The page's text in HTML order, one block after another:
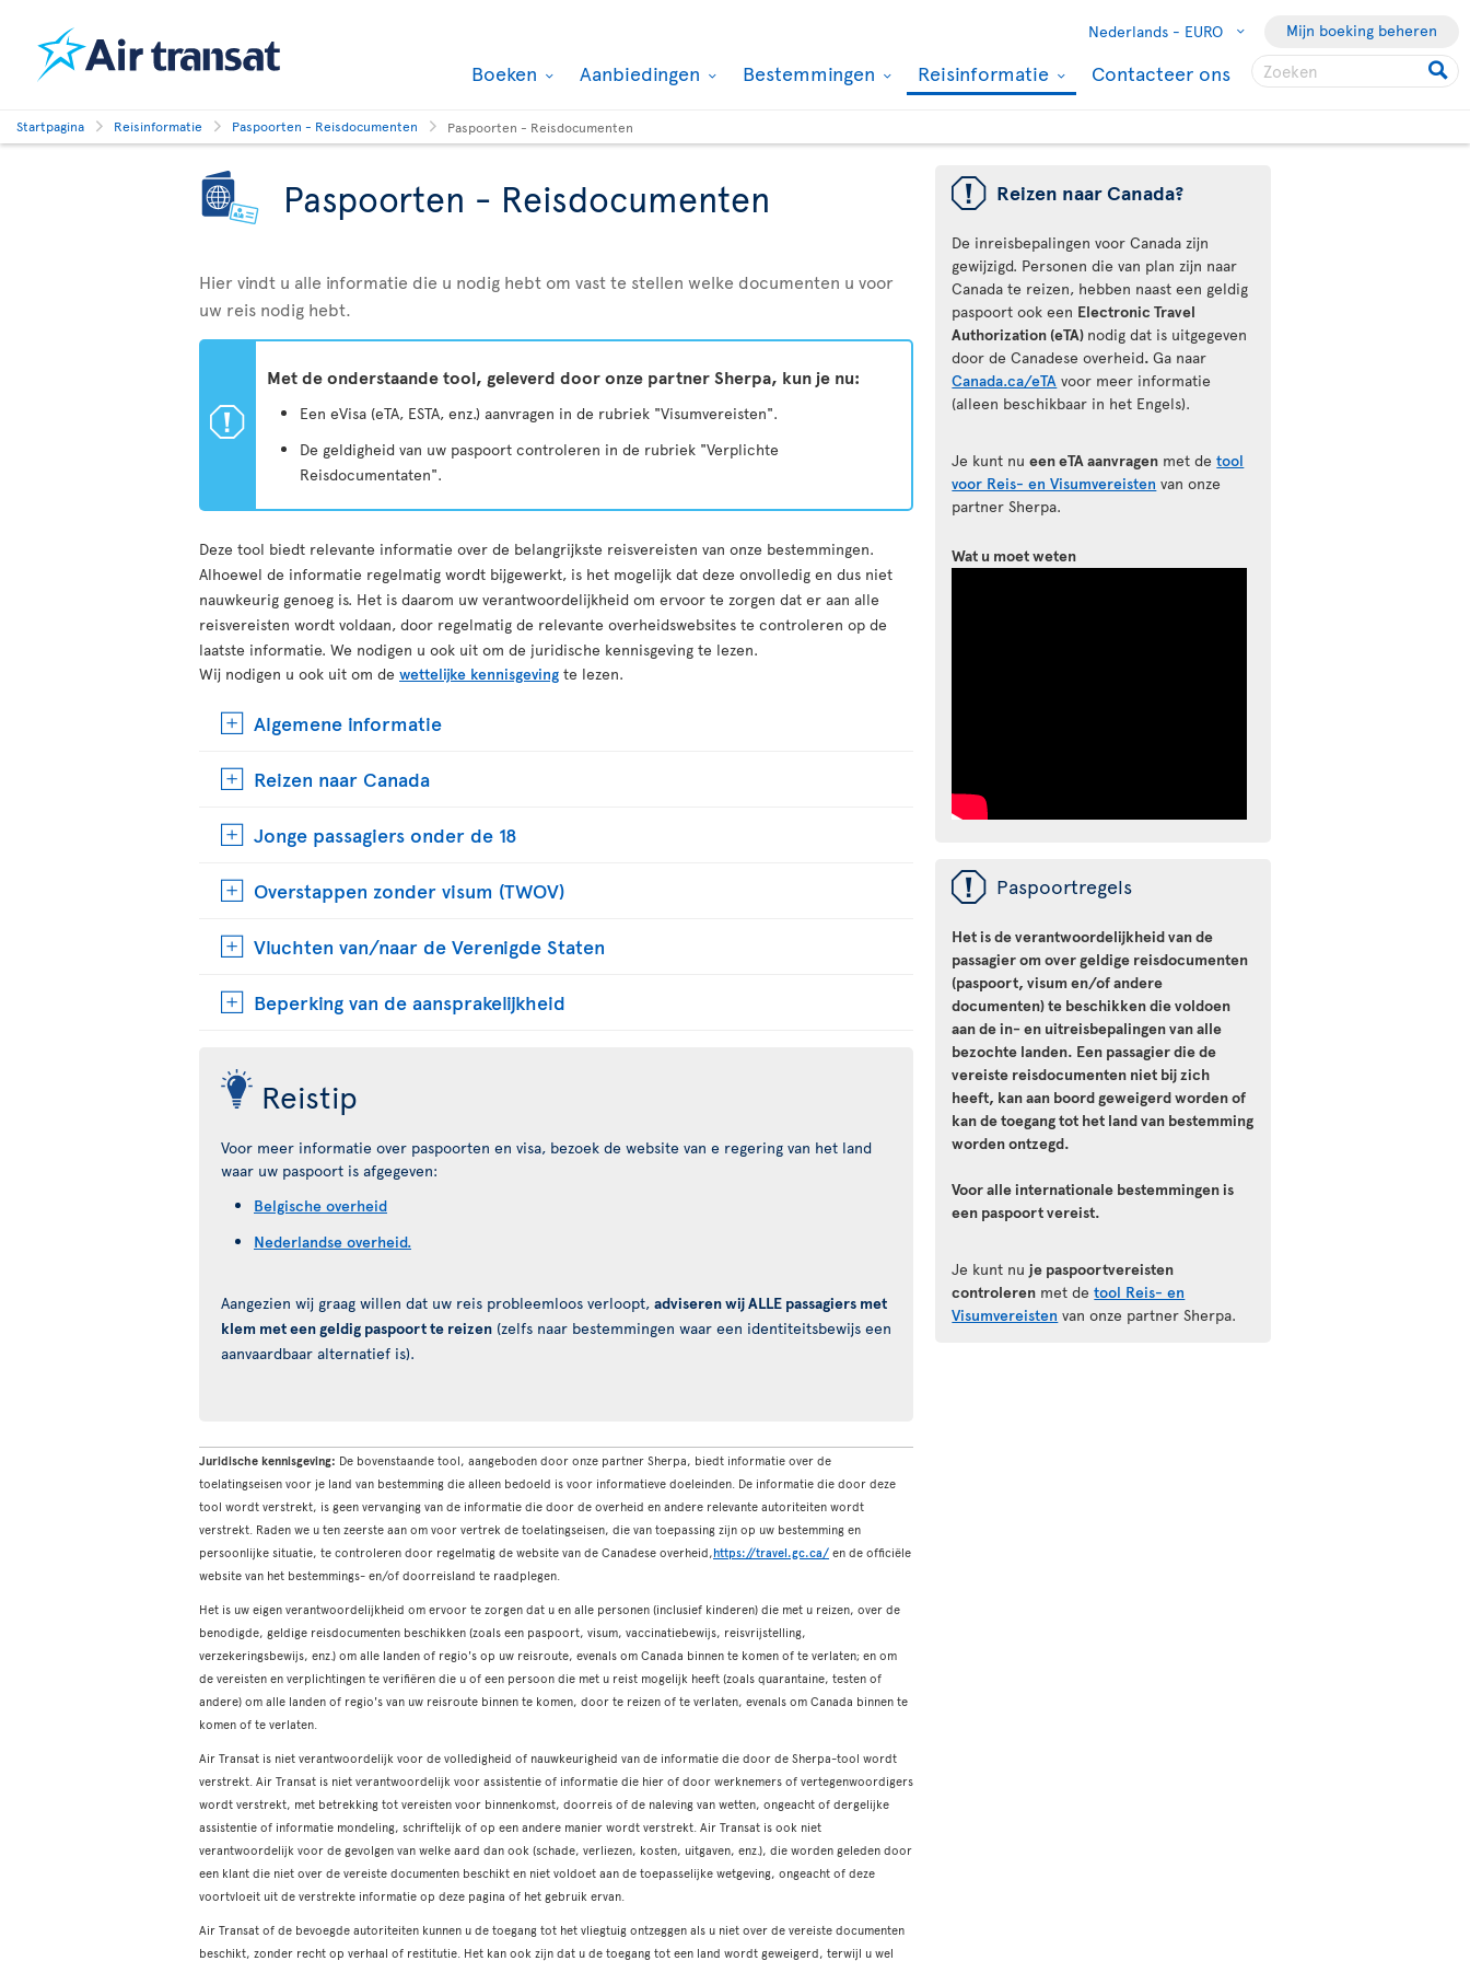
Nederlands - EURO Mijn boeking beheren
Boeken Aanbiedingen Bestemmingen Reisinformatie Contacteer ons
Startpagina Reisinformatie Paspoorten - Reisdocumenten Paspoorten - Reisdocumenten
Paspoorten - Reisdocumenten
Hier vindt u alle informatie die u nodig hebt om vast te stellen welke documenten u voor
uw reis nodig hebt.
ü
Met de onderstaande tool, geleverd door onze partner Sherpa, kun je nu:
Een eVisa (eTA, ESTA, enz.) aanvragen in de rubriek "Visumvereisten".
De geldigheid van uw paspoort controleren in de rubriek "Verplichte
Reisdocumentaten".
Deze tool biedt relevante informatie over de belangrijkste reisvereisten van onze bestemmingen.
Alhoewel de informatie regelmatig wordt bijgewerkt, is het mogelijk dat deze onvolledig en dus niet
nauwkeurig genoeg is. Het is daarom uw verantwoordelijkheid om ervoor te zorgen dat er aan alle
reisvereisten wordt voldaan, door regelmatig de relevante overheidswebsites te controleren op de
laatste informatie. We nodigen u ook uit om de juridische kennisgeving te lezen.
Wij nodigen u ook uit om de wettelijke kennisgeving te lezen.
Algemene informatie
Reizen naar Canada
Jonge passagiers onder de 18
Overstappen zonder visum (TWOV)
Vluchten van/naar de Verenigde Staten
Beperking van de aansprakelijkheid
Reistip
Voor meer informatie over paspoorten en visa, bezoek de website van e regering van het land
waar uw paspoort is afgegeven:
Belgische overheid
Nederlandse overheid.
Aangezien wij graag willen dat uw reis probleemloos verloopt, adviseren wij ALLE passagiers met
klem met een geldig paspoort te reizen (zelfs naar bestemmingen waar een identiteitsbewijs een
aanvaardbaar alternatief is).
Juridische kennisgeving: De bovenstaande tool, aangeboden door onze partner Sherpa, biedt informatie over de
toelatingseisen voor je land van bestemming die alleen bedoeld is voor informatieve doeleinden. De informatie die door deze
tool wordt verstrekt, is geen vervanging van de informatie die door de overheid en andere relevante autoriteiten wordt
verstrekt. Raden we u ten zeerste aan om voor vertrek de toelatingseisen, die van toepassing zijn op uw bestemming en
persoonlijke situatie, te controleren door regelmatig de website van de Canadese overheid,https://travel.gc.ca/ en de officiële
website van het bestemmings- en/of doorreisland te raadplegen.
Het is uw eigen verantwoordelijkheid om ervoor te zorgen dat u en alle personen (inclusief kinderen) die met u reizen, over de
benodigde, geldige reisdocumenten beschikken (zoals een paspoort, visum, vaccinatiebewijs, reisvrijstelling,
verzekeringsbewijs, enz.) om alle landen of regio's op uw reisroute, evenals om Canada binnen te komen of te verlaten; en om
de vereisten en verplichtingen te verifiëren die u of een persoon die met u reist mogelijk heeft (zoals quarantaine, testen of
andere) om alle landen of regio's van uw reisroute binnen te komen, door te reizen of te verlaten, evenals om Canada binnen te
komen of te verlaten.
Air Transat is niet verantwoordelijk voor de volledigheid of nauwkeurigheid van de informatie die door de Sherpa-tool wordt
verstrekt. Air Transat is niet verantwoordelijk voor assistentie of informatie die hier of door werknemers of vertegenwoordigers
wordt verstrekt, met betrekking tot vereisten voor binnenkomst, doorreis of de naleving van wetten, ongeacht of dergelijke
assistentie of informatie mondeling, schriftelijk of op een andere manier wordt verstrekt. Air Transat is ook niet
verantwoordelijk voor de gevolgen van welke aard dan ook (schade, verliezen, kosten, uitgaven, enz.), die worden geleden door
een klant die niet over de vereiste documenten beschikt en niet voldoet aan de toepasselijke wetgeving, ongeacht of deze
voortvloeit uit de verstrekte informatie op deze pagina of het gebruik ervan.
Air Transat of de bevoegde autoriteiten kunnen u de toegang tot het vliegtuig ontzeggen als u niet over de vereiste documenten
beschikt, zonder recht op verhaal of restitutie. Het kan ook zijn dat u de toegang tot een land wordt geweigerd, terwijl u wel
ü Reizen naar Canada?
De inreisbepalingen voor Canada zijn
gewijzigd. Personen die van plan zijn naar
Canada te reizen, hebben naast een geldig
paspoort ook een Electronic Travel
Authorization (eTA) nodig dat is uitgegeven
door de Canadese overheid.Ga naar
Canada.ca/eTA voor meer informatie
(alleen beschikbaar in het Engels).
Je kunt nueen eTA aanvragen met detool
voor Reis- en Visumvereisten van onze
partner Sherpa.
Wat u moet weten
ü Paspoortregels
Het is de verantwoordelijkheid van de
passagier om over geldige reisdocumenten
(paspoort, visum en/of andere
documenten) te beschikken die voldoen
aan de in- en uitreisbepalingen van alle
bezochte landen. Een passagier die de
vereiste reisdocumenten niet bij zich
heeft, kan aan boord geweigerd worden of
kan de toegang tot het land van bestemming
worden ontzegd.
Voor alle internationale bestemmingen is
een paspoort vereist.
Je kunt nuje paspoortvereisten
controleren met detool Reis- en
Visumvereisten van onze partner Sherpa.